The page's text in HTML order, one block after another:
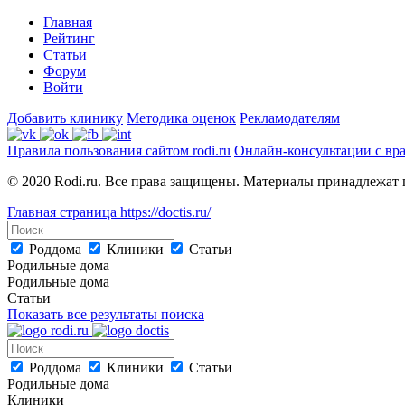
Главная
Рейтинг
Статьи
Форум
Войти
Добавить клинику Методика оценок Рекламодателям
Правила пользования сайтом rodi.ru Онлайн-консультации с
© 2020 Rodi.ru. Все права защищены. Материалы принадлежат
Главная страница https://doctis.ru/
Роддома Клиники
Статьи
Родильные дома
Родильные дома
Статьи
Показать все результаты поиска
Роддома Клиники
Статьи
Родильные дома
Клиники